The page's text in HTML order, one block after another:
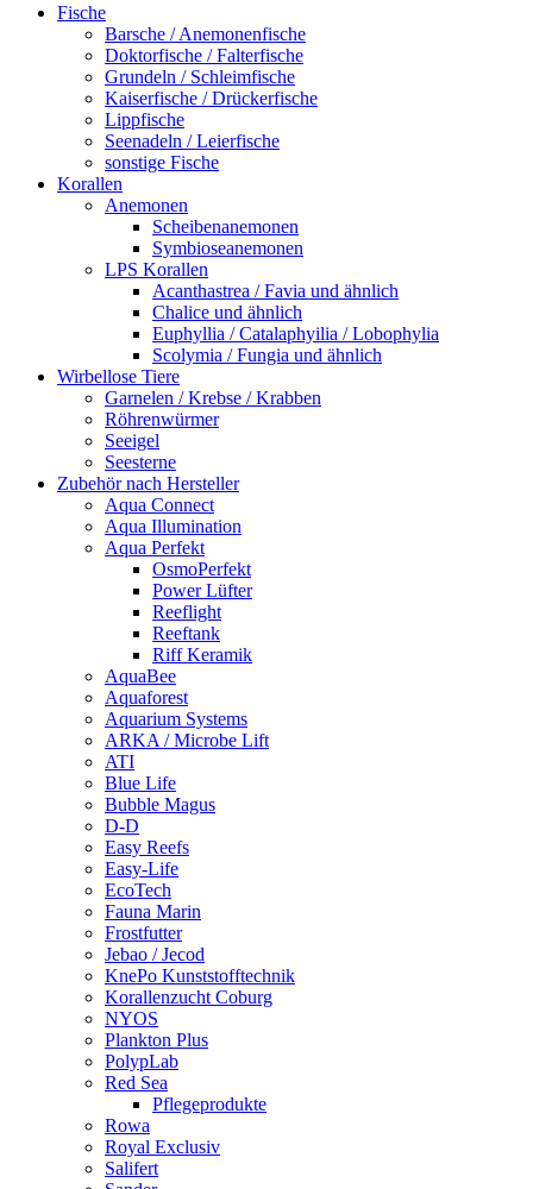
Fische
Barsche / Anemonenfische
Doktorfische / Falterfische
Grundeln / Schleimfische
Kaiserfische / Drückerfische
Lippfische
Seenadeln / Leierfische
sonstige Fische
Korallen
Anemonen
Scheibenanemonen
Symbioseanemonen
LPS Korallen
Acanthastrea / Favia und ähnlich
Chalice und ähnlich
Euphyllia / Catalaphyilia / Lobophylia
Scolymia / Fungia und ähnlich
Wirbellose Tiere
Garnelen / Krebse / Krabben
Röhrenwürmer
Seeigel
Seesterne
Zubehör nach Hersteller
Aqua Connect
Aqua Illumination
Aqua Perfekt
OsmoPerfekt
Power Lüfter
Reeflight
Reeftank
Riff Keramik
AquaBee
Aquaforest
Aquarium Systems
ARKA / Microbe Lift
ATI
Blue Life
Bubble Magus
D-D
Easy Reefs
Easy-Life
EcoTech
Fauna Marin
Frostfutter
Jebao / Jecod
KnePo Kunststofftechnik
Korallenzucht Coburg
NYOS
Plankton Plus
PolypLab
Red Sea
Pflegeprodukte
Rowa
Royal Exclusiv
Salifert